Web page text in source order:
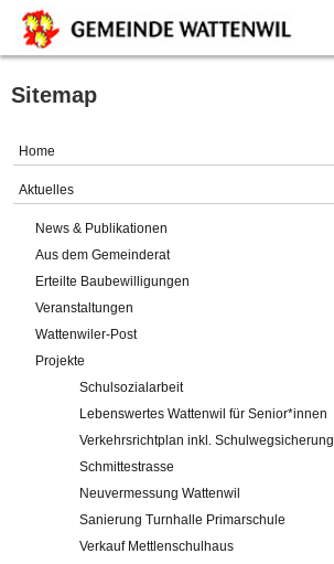
Home
Gemeinde
Verwaltung
Online-Service
Impressum
Sitemap
Home
Aktuelles
News & Publikationen
Aus dem Gemeinderat
Erteilte Baubewilligungen
Veranstaltungen
Wattenwiler-Post
Projekte
Schulsozialarbeit
Lebenswertes Wattenwil für Senior*innen
Verkehrsrichtplan inkl. Schulwegsicherung
Schmittestrasse
Neuvermessung Wattenwil
Sanierung Turnhalle Primarschule
Verkauf Mettlenschulhaus